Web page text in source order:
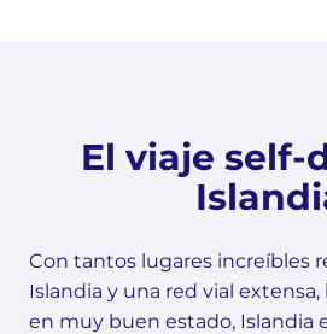
El viaje self-
Con tantos lugares increíbles
Islandia y una red vial
en muy buen estado, Islandia